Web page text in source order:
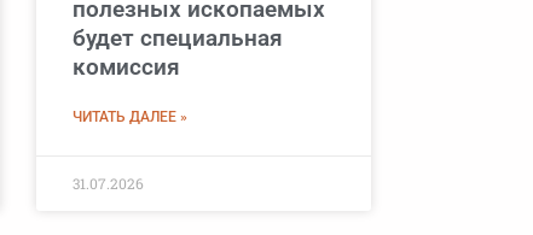
полезных ископаемых
будет специальная
комиссия
ЧИТАТЬ ДАЛЕЕ »
31.07.2026